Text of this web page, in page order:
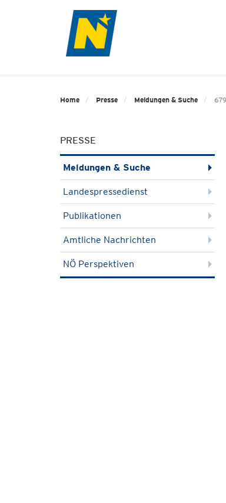
Home Presse Meldungen & Suche
PRESSE
Meldungen & Suche
Landespressedienst
Publikationen
Amtliche Nachrichten
NÖ Perspektiven